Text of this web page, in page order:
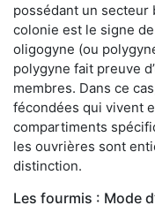
possédant un secteur
colonie est le signe
oligogyne (ou
polygyne fait preuve
membres. Dans ce
fécondées qui vivent
compartiments
les ouvrières sont
distinction.
Les fourmis : Mode